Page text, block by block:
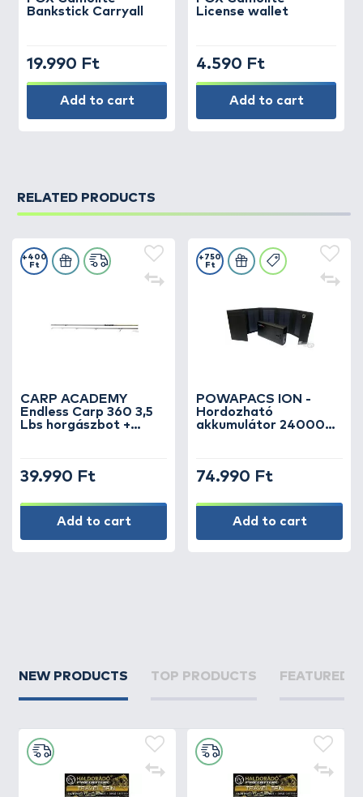
Bankstick Carryall
19.990 Ft
Add to cart
License wallet
4.590 Ft
Add to cart
RELATED PRODUCTS
CARP ACADEMY
Endless Carp 360 3,5
Lbs horgászbot +
+400
Ft
39.990 Ft
Add to cart
POWAPACS ION -
Hordozható
akkumulátor 24000
+750
Ft
74.990 Ft
Add to cart
NEW PRODUCTS TOP PRODUCTS FEATURED